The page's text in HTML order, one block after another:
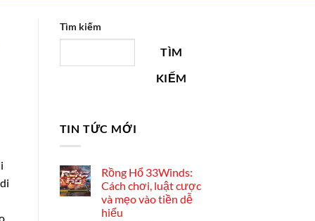
Tìm kiếm
TÌM
KIẾM
TIN TỨC MỚI
Rồng Hổ 33Winds:
Cách chơi, luật cược
và mẹo vào tiền dễ
hiểu